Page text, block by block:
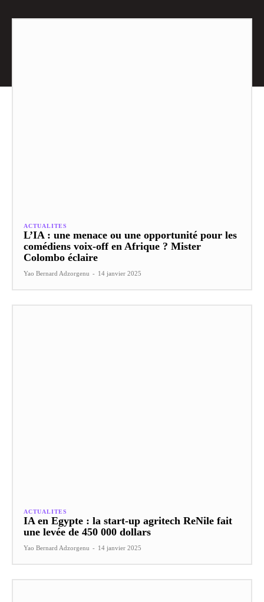
ACTUALITES
L’IA : une menace ou une opportunité pour les
comédiens voix-off en Afrique ? Mister
Colombo éclaire
Yao Bernard Adzorgenu - 14 janvier 2025
ACTUALITES
IA en Egypte : la start-up agritech ReNile fait
une levée de 450 000 dollars
Yao Bernard Adzorgenu - 14 janvier 2025